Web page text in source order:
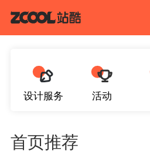
设计服务 活动
首页推荐